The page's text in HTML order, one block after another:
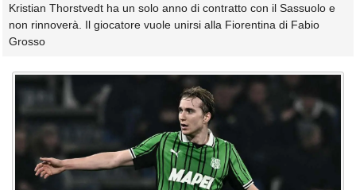
Kristian Thorstvedt ha un solo anno di contratto con il Sassuolo e
non rinnoverà. Il giocatore vuole unirsi alla Fiorentina di Fabio
Grosso